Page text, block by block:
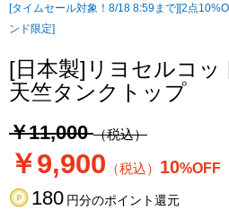
[タイムセール対象！8/18 8:59まで][2点
ンド限定]
[日本製]リヨセルコ
天竺タンクトップ
￥11,000（税込）
￥9,900 （税込） 10%OFF
180 円分のポイント還元